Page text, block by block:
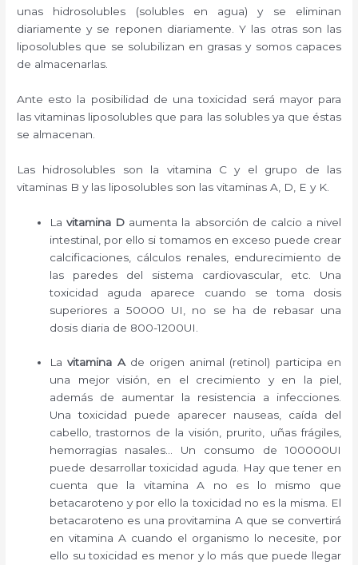
unas hidrosolubles (solubles en agua) y se eliminan
diariamente y se reponen diariamente. Y las otras son las
liposolubles que se solubilizan en grasas y somos capaces
de almacenarlas.
Ante esto la posibilidad de una toxicidad será mayor para
las vitaminas liposolubles que para las solubles ya que éstas
se almacenan.
Las hidrosolubles son la vitamina C y el grupo de las
vitaminas B y las liposolubles son las vitaminas A, D, E y K.
Lavitamina D aumenta la absorción de calcio a nivel
intestinal, por ello si tomamos en exceso puede crear
calcificaciones, cálculos renales, endurecimiento de
las paredes del sistema cardiovascular, etc. Una
toxicidad aguda aparece cuando se toma dosis
superiores a 50000 UI, no se ha de rebasar una
dosis diaria de 800-1200UI.
Lavitamina Ade origen animal (retinol) participa en
una mejor visión, en el crecimiento y en la piel,
además de aumentar la resistencia a infecciones.
Una toxicidad puede aparecer nauseas, caída del
cabello, trastornos de la visión, prurito, uñas frágiles,
hemorragias nasales… Un consumo de 100000UI
puede desarrollar toxicidad aguda. Hay que tener en
cuenta que la vitamina A no es lo mismo que
betacaroteno y por ello la toxicidad no es la misma. El
betacaroteno es una provitamina A que se convertirá
en vitamina A cuando el organismo lo necesite, por
ello su toxicidad es menor y lo más que puede llegar